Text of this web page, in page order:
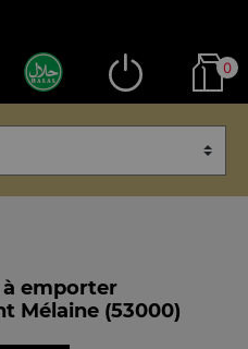
0
à emporter
Mélaine (53000)